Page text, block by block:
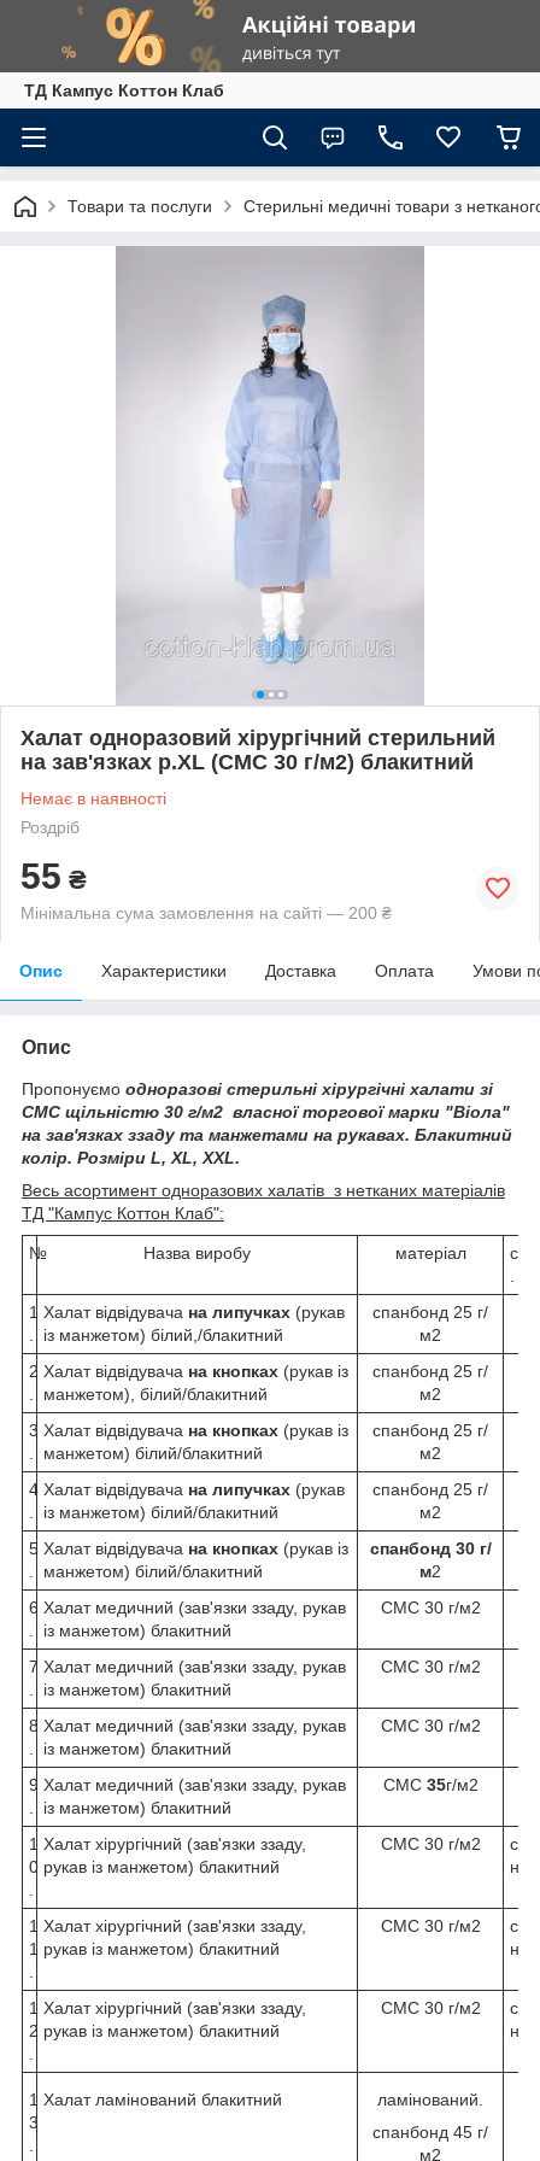
ТД Кампус Коттон Клаб
Товари та послуги Стерильні медичні товари з
Халат одноразовий хірургічний стерильний
на зав'язках р.XL (СМС 30 г/м2) блакитний
Немає в наявності
Роздріб
55 ₴
Мінімальна сума замовлення на сайті — 200 ₴
Опис Характеристики Доставка Оплата Умови
Опис
Пропонуємо одноразові стерильні хірургічні халати зі
СМС щільністю 30 г/м2 власної торгової марки "Віола"
на зав'язках ззаду та манжетами на рукавах. Блакитний
колір. Розміри L, XL, XXL.
Весь асортимент одноразових халатів з нетканих матеріалів
ТД "Кампус Коттон Клаб":
№ Назва виробу матеріал
1 Халат відвідувача на липучках (рукав
із манжетом) білий,/блакитний
спанбонд 25 г/
м2
2 Халат відвідувача на кнопках (рукав із
манжетом), білий/блакитний
спанбонд 25 г/
м2
3 Халат відвідувача на кнопках (рукав із
манжетом) білий/блакитний
спанбонд 25 г/
м2
4 Халат відвідувача на липучках (рукав
із манжетом) білий/блакитний
спанбонд 25 г/
м2
5 Халат відвідувача на кнопках (рукав із
манжетом) білий/блакитний
спанбонд 30 г/
м2
6 Халат медичний (зав'язки ззаду, рукав
із манжетом) блакитний
СМС 30 г/м2
7 Халат медичний (зав'язки ззаду, рукав
із манжетом) блакитний
СМС 30 г/м2
8 Халат медичний (зав'язки ззаду, рукав
із манжетом) блакитний
СМС 30 г/м2
9 Халат медичний (зав'язки ззаду, рукав
із манжетом) блакитний
СМС 35г/м2
1
0
Халат хірургічний (зав'язки ззаду,
рукав із манжетом) блакитний
СМС 30 г/м2
н.
1
1
Халат хірургічний (зав'язки ззаду,
рукав із манжетом) блакитний
СМС 30 г/м2
н.
1
2
Халат хірургічний (зав'язки ззаду,
рукав із манжетом) блакитний
СМС 30 г/м2
н.
1
3
Халат ламінований блакитний
ламінований.
спанбонд 45 г/
м2